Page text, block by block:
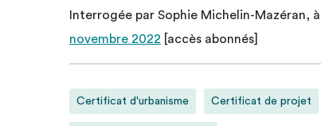
Interrogée par Sophie Michelin-Mazéran,
novembre 2022 [accès abonnés]
Certificat d'urbanisme Certificat de projet